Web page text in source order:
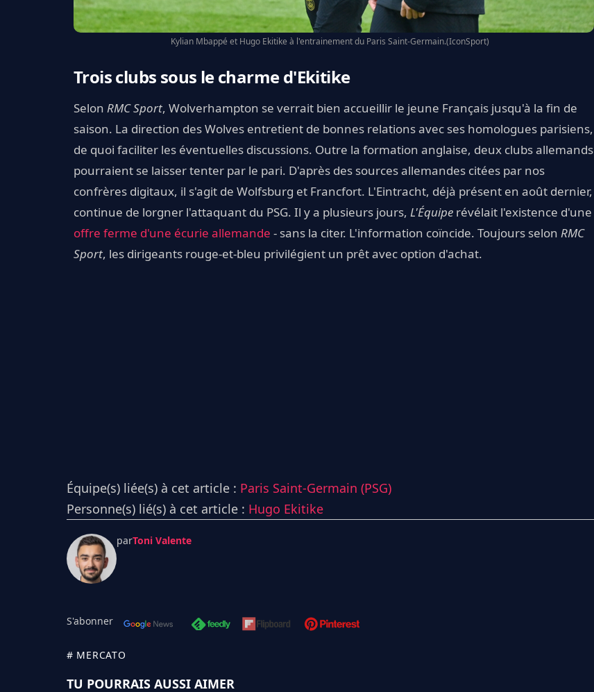
Kylian Mbappé et Hugo Ekitike à l'entrainement du Paris Saint-Germain.(IconSport)
Trois clubs sous le charme d'Ekitike
Selon RMC Sport, Wolverhampton se verrait bien accueillir le jeune Français jusqu'à la fin de
saison. La direction des Wolves entretient de bonnes relations avec ses homologues parisiens,
de quoi faciliter les éventuelles discussions. Outre la formation anglaise, deux clubs allemands
pourraient se laisser tenter par le pari. D'après des sources allemandes citées par nos
confrères digitaux, il s'agit de Wolfsburg et Francfort. L'Eintracht, déjà présent en août dernier,
continue de lorgner l'attaquant du PSG. Il y a plusieurs jours, L'Équipe révélait l'existence d'une
offre ferme d'une écurie allemande - sans la citer. L'information coïncide. Toujours selon RMC
Sport, les dirigeants rouge-et-bleu privilégient un prêt avec option d'achat.
Équipe(s) liée(s) à cet article : Paris Saint-Germain (PSG)
Personne(s) lié(s) à cet article : Hugo Ekitike
parToni Valente
S'abonner
# MERCATO
TU POURRAIS AUSSI AIMER